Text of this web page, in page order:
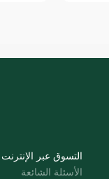
التسوق عبر الإنترنت
الأسئلة الشائعة